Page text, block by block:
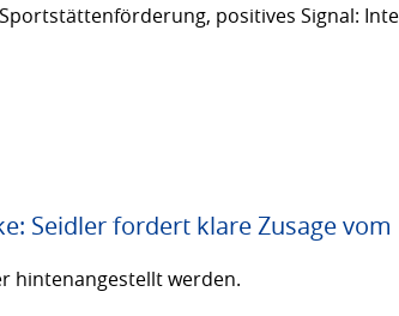
positives Signal:
Seidler fordert klare Zusage vom
hintenangestellt werden.